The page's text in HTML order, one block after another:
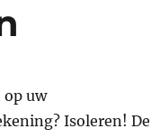
op uw
Isoleren! De